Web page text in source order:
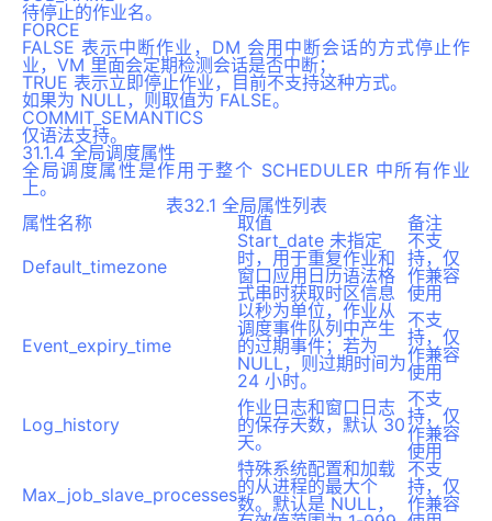
待停止的作业名。
FORCE
FALSE 表示中断作业，DM 会用中断会话的方式停止作
业，VM 里面会定期检测会话是否中断；
TRUE 表示立即停止作业，目前不支持这种方式。
如果为 NULL，则取值为 FALSE。
COMMIT_SEMANTICS
仅语法支持。
31.1.4 全局调度属性
全局调度属性是作用于整个 SCHEDULER 中所有作业
上。
表32.1 全局属性列表
属性名称
取值
备注
Default_timezone
Start_date 未指定
时，用于重复作业和
窗口应用日历语法格
式串时获取时区信息
不支
持，仅
作兼容
使用
Event_expiry_time
以秒为单位，作业从
调度事件队列中产生
的过期事件；若为
NULL，则过期时间为
24 小时。
不支
持，仅
作兼容
使用
Log_history
作业日志和窗口日志
的保存天数，默认 30
天。
不支
持，仅
作兼容
使用
Max_job_slave_processes
特殊系统配置和加载
的从进程的最大个
数。默认是 NULL，
不支
持，仅
作兼容